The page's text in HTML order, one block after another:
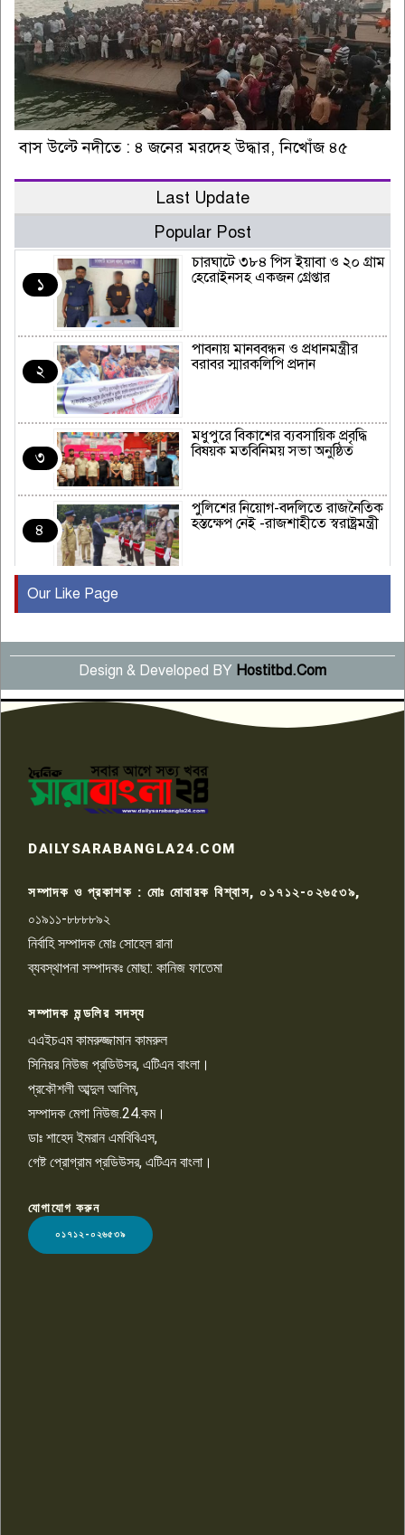
বাস উল্টে নদীতে : ৪ জনের মরদেহ উদ্ধার, নিখোঁজ ৪৫
Last Update
Popular Post
১
চারঘাটে ৩৮৪ পিস ইয়াবা ও ২০ গ্রাম
হেরোইনসহ একজন গ্রেপ্তার
২
পাবনায় মানববন্ধন ও প্রধানমন্ত্রীর
বরাবর স্মারকলিপি প্রদান
৩
মধুপুরে বিকাশের ব্যবসায়িক প্রবৃদ্ধি
বিষয়ক মতবিনিময় সভা অনুষ্ঠিত
৪
পুলিশের নিয়োগ-বদলিতে রাজনৈতিক
হস্তক্ষেপ নেই -রাজশাহীতে স্বরাষ্ট্রমন্ত্রী
৫
বছর পূর্তি উদযাপন
৬
সংবাদ সম্মেলনে অভিযোগ অস্বীকার
উদ্দেশ্য প্রণোদিত সংবাদ প্রকাশের
প্রতিবাদ নাজির হাসানের
৭
কেটে ঘরে ঢুকে স্কুল শিক্ষিকাকে হত্যা
টয়লেটের ট্যাংকি থেকে লাশ উদ্ধার
রাজশাহীতে সন্ত্রাসী হামলায় গুরুতর
চাঁদাবাজি ও হয়রানির অভিযোগ
১০
Our Like Page
Design & Developed BY Hostitbd.Com
LOGO
DAILYSARABANGLA24.COM
সম্পাদক ও প্রকাশক : মোঃ মোবারক বিশ্বাস, ০১৭১২-০২৬৫৩৯,
০১৯১১-৮৮৮৮৯২
নির্বাহি সম্পাদক মোঃ সোহেল রানা
ব্যবস্থাপনা সম্পাদকঃ মোছা: কানিজ ফাতেমা
সম্পাদক মন্ডলির সদস্য
এএইচএম কামরুজ্জামান কামরুল
সিনিয়র নিউজ প্রডিউসর, এটিএন বাংলা।
প্রকৌশলী আব্দুল আলিম,
সম্পাদক মেগা নিউজ.24.কম।
ডাঃ শাহেদ ইমরান এমবিবিএস,
গেষ্ট প্রোগ্রাম প্রডিউসর, এটিএন বাংলা।
যোগাযোগ করুন
০১৭১২-০২৬৫৩৯